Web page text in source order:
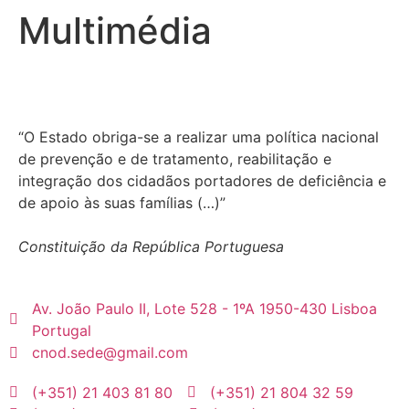
Multimédia
“O Estado obriga-se a realizar uma política nacional
de prevenção e de tratamento, reabilitação e
integração dos cidadãos portadores de deficiência e
de apoio às suas famílias (…)”
Constituição da República Portuguesa
Av. João Paulo II, Lote 528 - 1ºA 1950-430 Lisboa
Portugal
cnod.sede@gmail.com
(+351) 21 403 81 80
(+351) 21 804 32 59